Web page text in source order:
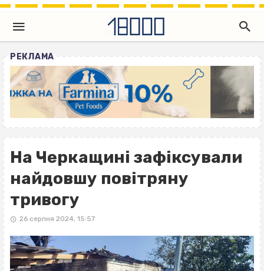
РЕКЛАМА
На Черкащині зафіксували
найдовшу повітряну
тривогу
26 серпня 2024, 15:57